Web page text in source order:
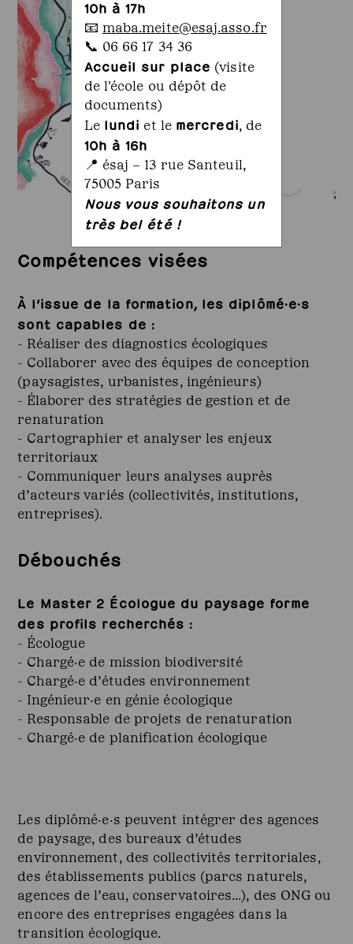
10h à 17h
📧 maba.meite@esaj.asso.fr
📞 06 66 17 34 36
Accueil sur place (visite
de l'école ou dépôt de
documents)
Le lundi et le mercredi, de
10h à 16h
📍 ésaj – 13 rue Santeuil,
75005 Paris
Nous vous souhaitons un
très bel été !
Compétences visées
À l’issue de la formation, les diplômé·e·s
sont capables de :
- Réaliser des diagnostics écologiques
- Collaborer avec des équipes de conception
(paysagistes, urbanistes, ingénieurs)
- Élaborer des stratégies de gestion et de
renaturation
- Cartographier et analyser les enjeux
territoriaux
- Communiquer leurs analyses auprès
d’acteurs variés (collectivités, institutions,
entreprises).
Débouchés
Le Master 2 Écologue du paysage forme
des profils recherchés :
- Écologue
- Chargé·e de mission biodiversité
- Chargé·e d’études environnement
- Ingénieur·e en génie écologique
- Responsable de projets de renaturation
- Chargé·e de planification écologique
Les diplômé·e·s peuvent intégrer des agences
de paysage, des bureaux d’études
environnement, des collectivités territoriales,
des établissements publics (parcs naturels,
agences de l’eau, conservatoires…), des ONG ou
encore des entreprises engagées dans la
transition écologique.